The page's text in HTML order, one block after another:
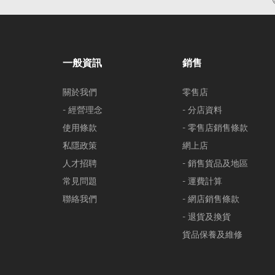
一般資訊
關於我們
- 經營理念
使用條款
私隱政策
人才招聘
常見問題
聯絡我們
銷售
零售店
- 分店資料
- 零售店銷售條款
網上店
- 銷售貨品及地區
- 運費計算
- 網店銷售條款
- 退貨及換貨
貨品保養及維修